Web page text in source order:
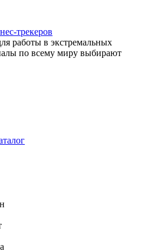
трекеров
работы в экстремальных
по всему миру выбирают